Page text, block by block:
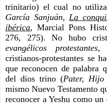
trinitario) el cual no
García Sanjuán, La
ibérica, Marcial Pons
evangélicos protestantes,
cristianos-protestantes se
que reconocen de palabra
del dios trino (Pater,
mismo Nuevo Testamento